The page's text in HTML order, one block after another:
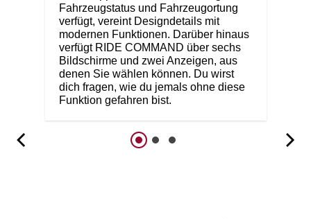
Fahrzeugstatus und Fahrzeugortung
verfügt, vereint Designdetails mit
modernen Funktionen. Darüber hinaus
verfügt RIDE COMMAND über sechs
Bildschirme und zwei Anzeigen, aus
denen Sie wählen können. Du wirst
dich fragen, wie du jemals ohne diese
Funktion gefahren bist.